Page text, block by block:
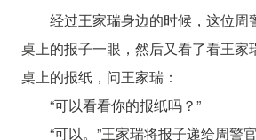
经过王家瑞身边的时候，这位周
桌上的报子一眼，然后又看了看王家
桌上的报纸，问王家瑞：
“可以看看你的报纸吗？”
“可以。”王家瑞将报子递给周警官